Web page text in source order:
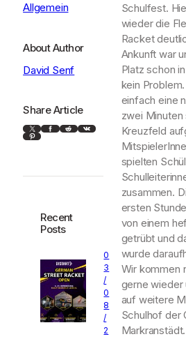
Schulfest.
wieder die
Racket
Ankunft war
Platz schon
kein
einfach eine
zwei
Kreuzfeld
spielten
zusammen.
ersten
von einem
getrübt und
wurde
Wir kommen
gerne wieder
auf weitere
Schulhof der
Markranstädt.
Allgemein
About Author
David Senf
Share Article
X
Facebook Reddit VK
Pinterest
Recent
Posts
0
3
/
0
8
/
2